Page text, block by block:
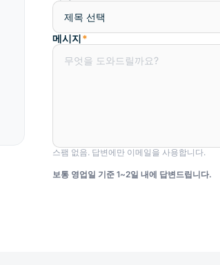
메시지*
스팸 없음. 답변에만 이메일을 사용합니다.
보통 영업일 기준 1~2일 내에 답변드립니다.